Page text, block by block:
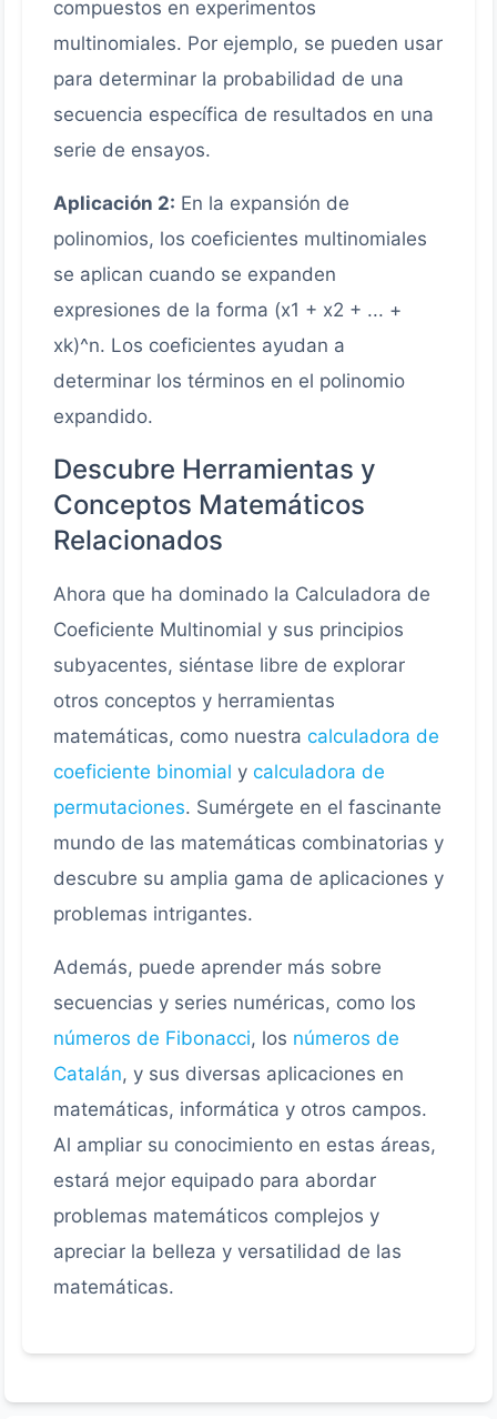
compuestos en experimentos
multinomiales. Por ejemplo, se pueden usar
para determinar la probabilidad de una
secuencia específica de resultados en una
serie de ensayos.
Aplicación 2: En la expansión de
polinomios, los coeficientes multinomiales
se aplican cuando se expanden
expresiones de la forma (x1 + x2 + ... +
xk)^n. Los coeficientes ayudan a
determinar los términos en el polinomio
expandido.
Descubre Herramientas y
Conceptos Matemáticos
Relacionados
Ahora que ha dominado la Calculadora de
Coeficiente Multinomial y sus principios
subyacentes, siéntase libre de explorar
otros conceptos y herramientas
matemáticas, como nuestra calculadora de
coeficiente binomial y calculadora de
permutaciones. Sumérgete en el fascinante
mundo de las matemáticas combinatorias y
descubre su amplia gama de aplicaciones y
problemas intrigantes.
Además, puede aprender más sobre
secuencias y series numéricas, como los
números de Fibonacci, los números de
Catalán, y sus diversas aplicaciones en
matemáticas, informática y otros campos.
Al ampliar su conocimiento en estas áreas,
estará mejor equipado para abordar
problemas matemáticos complejos y
apreciar la belleza y versatilidad de las
matemáticas.